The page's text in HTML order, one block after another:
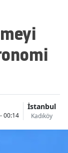
00:14
İstanbul
Kadıköy